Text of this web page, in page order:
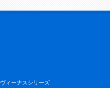
ヴィーナスシリーズ